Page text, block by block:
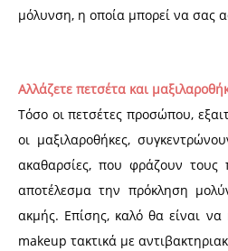
μόλυνση, η οποία μπορεί να σας
Αλλάζετε πετσέτα και
Τόσο οι πετσέτες προσώπου,
οι μαξιλαροθήκες,
ακαθαρσίες, που φράζουν τους
αποτέλεσμα την πρόκληση
ακμής. Επίσης, καλό θα είναι να
makeup τακτικά με